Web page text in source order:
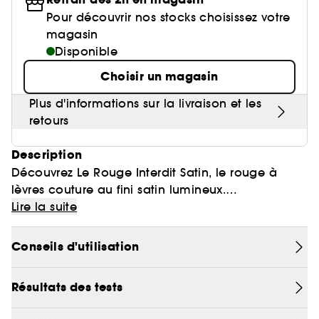
Pour découvrir nos stocks choisissez votre
magasin
Disponible
Choisir un magasin
Plus d'informations sur la livraison et les
retours
Description
Découvrez Le Rouge Interdit Satin, le rouge à
lèvres couture au fini satin lumineux.
Habillez vos lèvres d'une couleur intense et
éclatante pendant 6h**, tout en les gardant
hydratées pendant 24h*.
Enrichie de 90% d'ingrédients d'origine
naturelle***, la formule soin hydrate les lèvres et
Lire la suite
Conseils d'utilisation
Résultats des tests